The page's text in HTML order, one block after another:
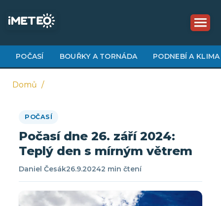
obsahu
POČASÍ BOUŘKY A TORNÁDA PODNEBÍ A KLIMA
navigace
Domů
POČASÍ
Počasí dne 26. září 2024:
Teplý den s mírným větrem
Daniel Česák26.9.20242 min čtení